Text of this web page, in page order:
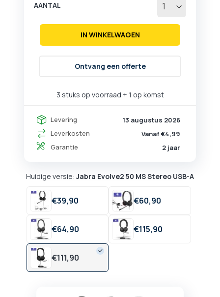
3 stuks op voorraad + 1 op komst
Levering
13 augustus 2026
Leverkosten
Vanaf €4,99
Garantie
2 jaar
AANTAL
IN WINKELWAGEN
Ontvang een offerte
Huidige versie: Jabra Evolve2 50 MS Stereo USB-A
€39,90 €60,90
€64,90 €115,90
€111,90